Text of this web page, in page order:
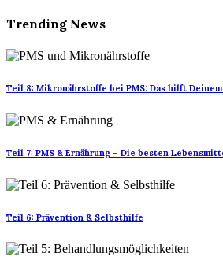
Trending News
Teil 8: Mikronährstoffe bei PMS: Das hilft
Teil 7: PMS & Ernährung – Die besten
Teil 6: Prävention & Selbsthilfe